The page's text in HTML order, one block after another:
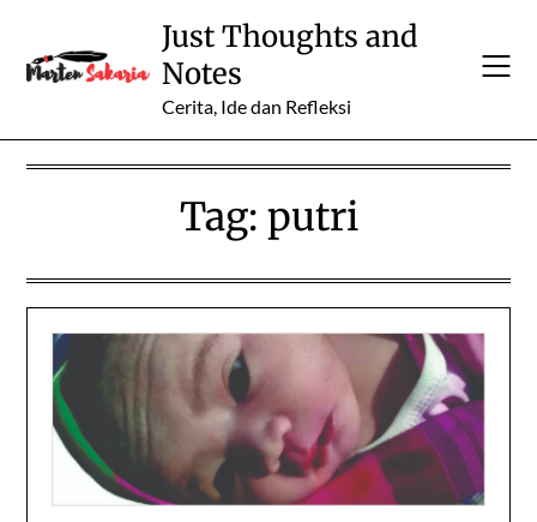
content
Just Thoughts and
Notes
Cerita, Ide dan Refleksi
Tag: putri